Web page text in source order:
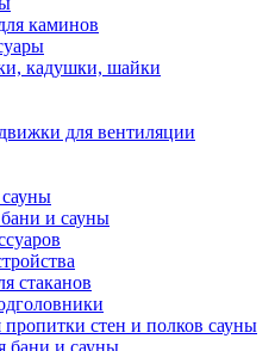
каминов
кадушки, шайки
для вентиляции
и сауны
стаканов
пропитки стен и полков сауны
бани и сауны